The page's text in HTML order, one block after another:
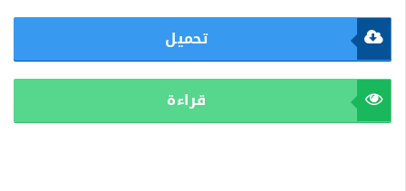
تحميل
قراءة